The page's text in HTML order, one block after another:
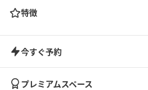
特徴
今すぐ予約
プレミアムスペース